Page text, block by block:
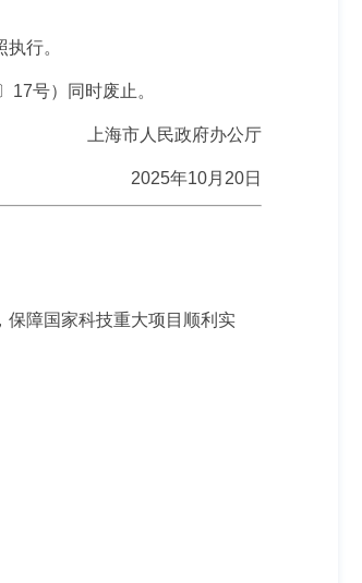
行。
17号）同时废止。
上海市人民政府办公厅
2025年10月20日
保障国家科技重大项目顺利实